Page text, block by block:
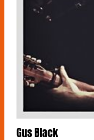
Gus Black